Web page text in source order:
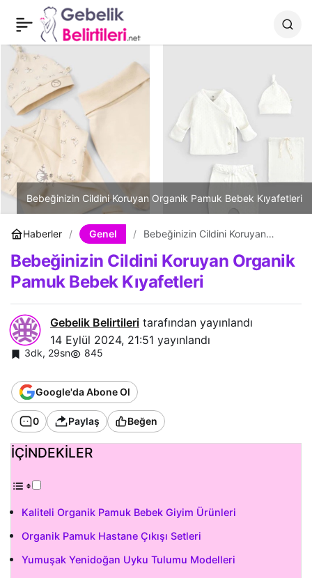
Bebeğinizin Cildini Koruyan Organik Pamuk Bebek Kıyafetleri
Haberler Genel
Bebeğinizin Cildini Koruyan
Bebeğinizin Cildini Koruyan Organik
Pamuk Bebek Kıyafetleri
Gebelik Belirtileri tarafından yayınlandı
14 Eylül 2024, 21:51 yayınlandı
3dk, 29sn 845
Google'da Abone Ol
0 Paylaş Beğen
İÇİNDEKİLER
Kaliteli Organik Pamuk Bebek Giyim Ürünleri
Organik Pamuk Hastane Çıkışı Setleri
Yumuşak Yenidoğan Uyku Tulumu Modelleri
Sülük Tedavisi Nedir? Paylaş